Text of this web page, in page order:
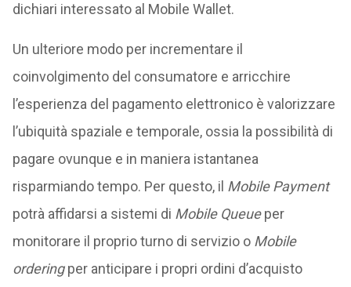
dichiari interessato al Mobile Wallet.
Un ulteriore modo per incrementare il
coinvolgimento del consumatore e arricchire
l’esperienza del pagamento elettronico è valorizzare
l’ubiquità spaziale e temporale, ossia la possibilità di
pagare ovunque e in maniera istantanea
risparmiando tempo. Per questo, il Mobile Payment
potrà affidarsi a sistemi di Mobile Queueper
monitorare il proprio turno di servizio o Mobile
orderingper anticipare i propri ordini d’acquisto